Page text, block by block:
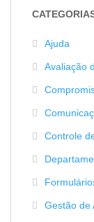
Ajuda
Avaliação
Controle
Gestão de